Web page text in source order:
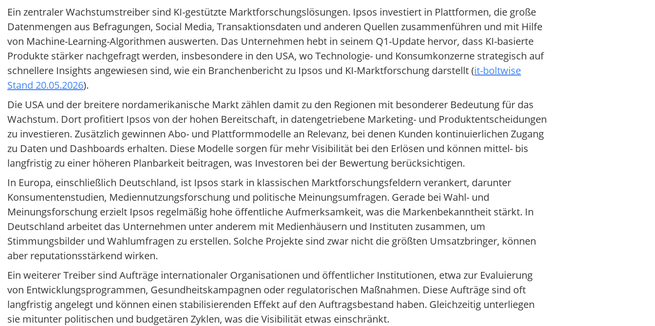
Ein zentraler Wachstumstreiber sind KI-gestützte Marktforschungslösungen. Ipsos investiert in Plattformen, die große
Datenmengen aus Befragungen, Social Media, Transaktionsdaten und anderen Quellen zusammenführen und mit Hilfe
von Machine-Learning-Algorithmen auswerten. Das Unternehmen hebt in seinem Q1-Update hervor, dass KI-basierte
Produkte stärker nachgefragt werden, insbesondere in den USA, wo Technologie- und Konsumkonzerne strategisch auf
schnellere Insights angewiesen sind, wie ein Branchenbericht zu Ipsos und KI-Marktforschung darstellt (it-boltwise
Stand 20.05.2026).
Die USA und der breitere nordamerikanische Markt zählen damit zu den Regionen mit besonderer Bedeutung für das
Wachstum. Dort profitiert Ipsos von der hohen Bereitschaft, in datengetriebene Marketing- und Produktentscheidungen
zu investieren. Zusätzlich gewinnen Abo- und Plattformmodelle an Relevanz, bei denen Kunden kontinuierlichen Zugang
zu Daten und Dashboards erhalten. Diese Modelle sorgen für mehr Visibilität bei den Erlösen und können mittel- bis
langfristig zu einer höheren Planbarkeit beitragen, was Investoren bei der Bewertung berücksichtigen.
In Europa, einschließlich Deutschland, ist Ipsos stark in klassischen Marktforschungsfeldern verankert, darunter
Konsumentenstudien, Mediennutzungsforschung und politische Meinungsumfragen. Gerade bei Wahl- und
Meinungsforschung erzielt Ipsos regelmäßig hohe öffentliche Aufmerksamkeit, was die Markenbekanntheit stärkt. In
Deutschland arbeitet das Unternehmen unter anderem mit Medienhäusern und Instituten zusammen, um
Stimmungsbilder und Wahlumfragen zu erstellen. Solche Projekte sind zwar nicht die größten Umsatzbringer, können
aber reputationsstärkend wirken.
Ein weiterer Treiber sind Aufträge internationaler Organisationen und öffentlicher Institutionen, etwa zur Evaluierung
von Entwicklungsprogrammen, Gesundheitskampagnen oder regulatorischen Maßnahmen. Diese Aufträge sind oft
langfristig angelegt und können einen stabilisierenden Effekt auf den Auftragsbestand haben. Gleichzeitig unterliegen
sie mitunter politischen und budgetären Zyklen, was die Visibilität etwas einschränkt.